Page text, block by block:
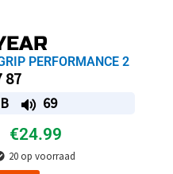
PERFORMANCE 2
87
B 69
€24.99
20 op voorraad